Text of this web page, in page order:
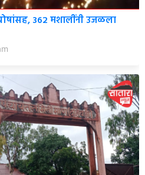
362 मशालींनी उजळला